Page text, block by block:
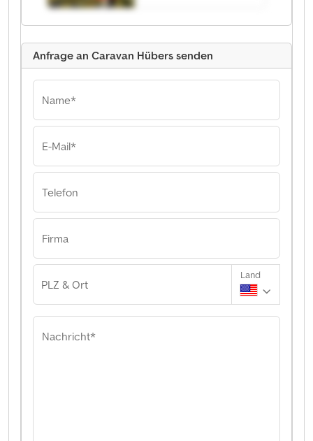
Anfrage an Caravan Hübers senden
Name*
E-Mail*
Telefon
Firma
PLZ & Ort
Land
Nachricht*